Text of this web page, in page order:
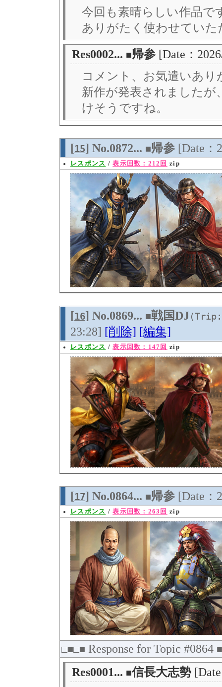
今回も素晴らしい作品で
ありがたく使わせていた
Res0002... ■帰参 [Date：
コメント、お気遣いあ
新作が発表されました
けそうですね。
[15] No.0872... ■帰参 [Date：
レスポンス /表示回数：212回 zip
[16] No.0869... ■戦国DJ
23:28] [削除] [編集]
レスポンス /表示回数：147回 zip
[17] No.0864... ■帰参 [Date：
レスポンス /表示回数：263回 zip
□■□■ Response for Topic #0864
Res0001... ■信長大志勢